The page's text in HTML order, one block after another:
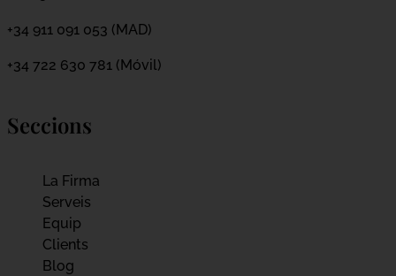
+34 911 091 053 (MAD)
+34 722 630 781 (Móvil)
Seccions
La Firma
Serveis
Equip
Clients
Blog